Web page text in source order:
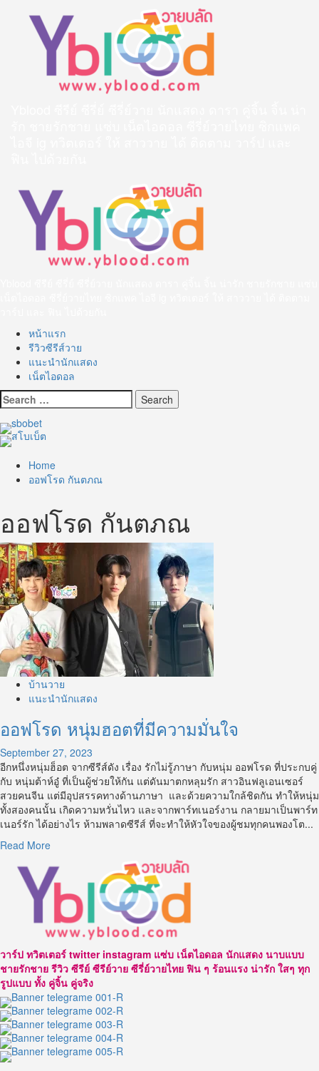
Menu
หน้าแรก
รีวิวซีรีส์วาย
แนะนำนักแสดง
เน็ตไอดอล
Search
for:
Home
ออฟโรด กันตภณ
ออฟโรด กันตภณ
บ้านวาย
แนะนำนักแสดง
ออฟโรด หนุ่มฮอตที่มีความมั่นใจ
September 27, 2023
อีกหนึ่งหนุ่มฮ็อต จากซีรีส์ดัง เรื่อง รักไม่รู้ภาษา กับหนุ่ม ออฟโรด ที่ประกบคู่
กับ หนุ่มต้าห์อู๋ ที่เป็นผู้ช่วยให้กัน แต่ดันมาตกหลุมรัก สาวอินฟลูเอนเซอร์
สวยคนจีน แต่มีอุปสรรคทางด้านภาษา และด้วยความใกล้ชิดกัน ทำให้หนุ่ม
ทั้งสองคนนั้น เกิดความหวั่นไหว และจากพาร์ทเนอร์งาน กลายมาเป็นพาร์ท
เนอร์รัก ได้อย่างไร ห้ามพลาดซีรีส์ ที่จะทำให้หัวใจของผู้ชมทุกคนพองโต...
Read MoreRead
about
ออฟ
โรด
หนุ่ม
ฮอต
มี
ความ
มั่นใจ
วาร์ป ทวิตเตอร์ twitter instagram แซ่บ เน็ตไอดอล นักแสดง นาบแบบ
ชายรักชาย รีวิว ซีรีย์ ซีรีย์วาย ซีรี่ย์วายไทย ฟิน ๆ ร้อนแรง น่ารัก ใสๆ ทุก
รูปแบบ ทั้ง คู่จิ้น คู่จริง